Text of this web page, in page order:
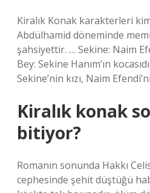
Kiralık Konak karakterleri
Abdülhamid döneminde
şahsiyettir. … Sekine: Naim
Bey: Sekine Hanım’ın
Sekine’nin kızı, Naim
Kiralık konak
bitiyor?
Romanın sonunda Hakkı
cephesinde şehit düştüğü